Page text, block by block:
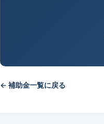
← 補助金一覧に戻る